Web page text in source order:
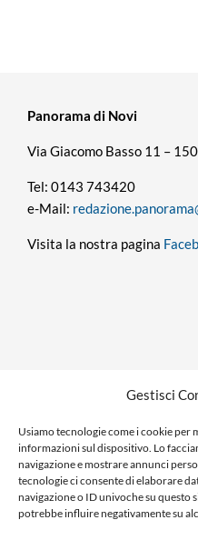
Gestisci
Usiamo tecnologie come i cookie per
informazioni sul dispositivo. Lo
navigazione e mostrare annunci
tecnologie ci consente di elaborare
navigazione o ID univoche su
potrebbe influire negativamente su
Panorama di Novi
Via Giacomo Basso 11 –
Tel: 0143 743420
e-Mail:
Visita la nostra pagina
Ragione sociale: Panorama
C.F. / P.IVA: 01058470061
N. REA: AL-138981
Capitale Versato €